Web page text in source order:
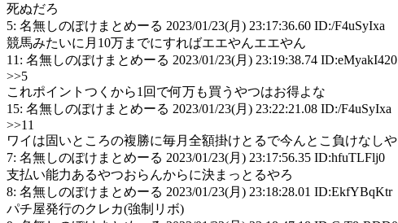
死ぬだろ
5: 名無しのぽけまとめーる 2023/01/23(月) 23:17:36.60 ID:/F4uSyIxa
競馬みたいに月10万までにすればエエやんエエやん
11: 名無しのぽけまとめーる 2023/01/23(月) 23:19:38.74 ID:eMyakI420
>>5
これポイントつくから1回で何万も買うやつはお得よな
15: 名無しのぽけまとめーる 2023/01/23(月) 23:22:21.08 ID:/F4uSyIxa
>>11
ワイは固いところの複勝に毎月全額掛けとるで今んとこ負けなしや
7: 名無しのぽけまとめーる 2023/01/23(月) 23:17:56.35 ID:hfuTLFlj0
支払い能力あるやつおらんからに決まっとるやろ
8: 名無しのぽけまとめーる 2023/01/23(月) 23:18:28.01 ID:EkfYBqKtr
パチ屋発行のクレカ(強制リボ)